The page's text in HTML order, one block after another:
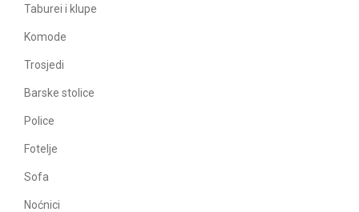
Taburei i klupe
Komode
Trosjedi
Barske stolice
Police
Fotelje
Sofa
Noćnici